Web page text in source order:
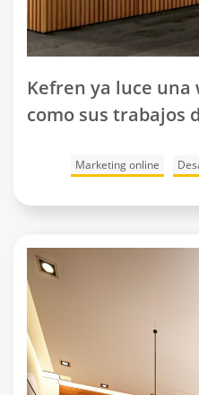
Kefren ya luce una
como sus trabajos
Marketing online